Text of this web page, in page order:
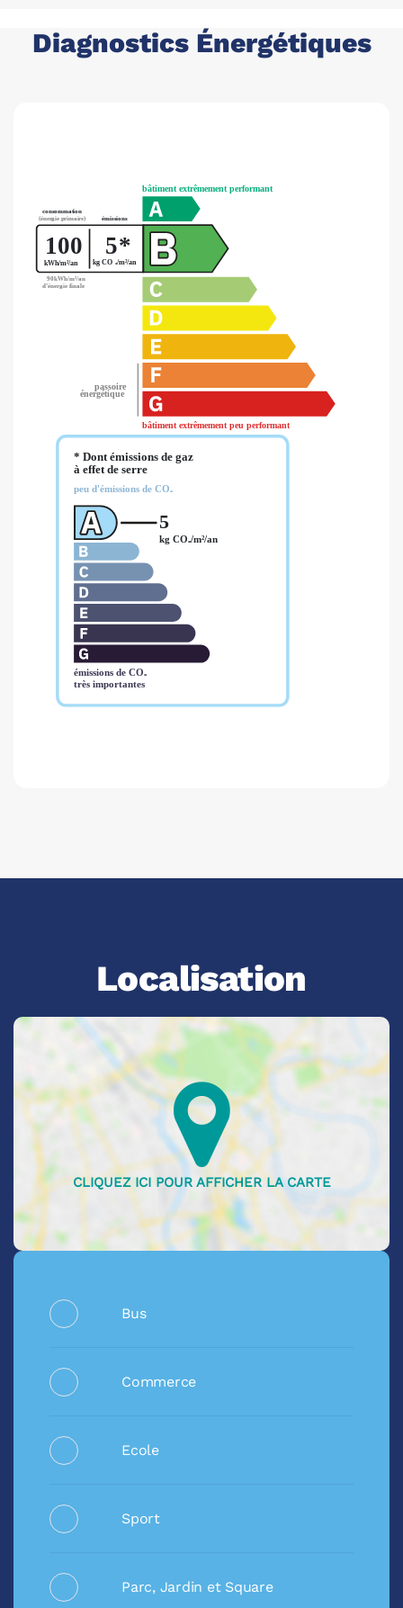
Diagnostics Énergétiques
Localisation
Bus
Commerce
Ecole
Sport
Parc, Jardin et Square